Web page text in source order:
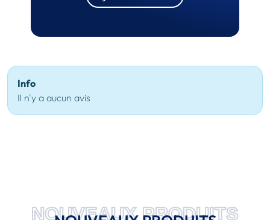
Info
Il n'y a aucun avis
NOUVEAUX PRODUITS